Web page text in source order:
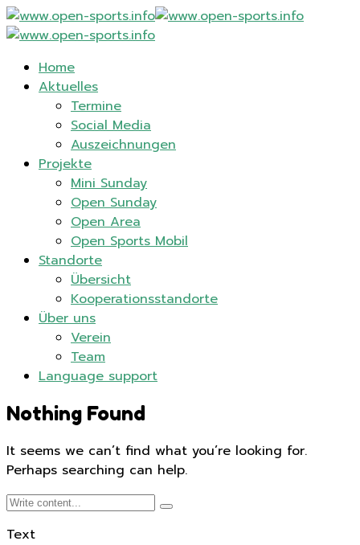
Home
Aktuelles
Termine
Social Media
Auszeichnungen
Projekte
Mini Sunday
Open Sunday
Open Area
Open Sports Mobil
Standorte
Übersicht
Kooperationsstandorte
Über uns
Verein
Team
Language support
Nothing Found
It seems we can’t find what you’re looking for.
Perhaps searching can help.
Text